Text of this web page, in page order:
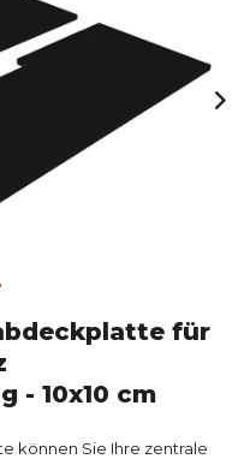
für
- 10x10 cm
können Sie Ihre zentrale